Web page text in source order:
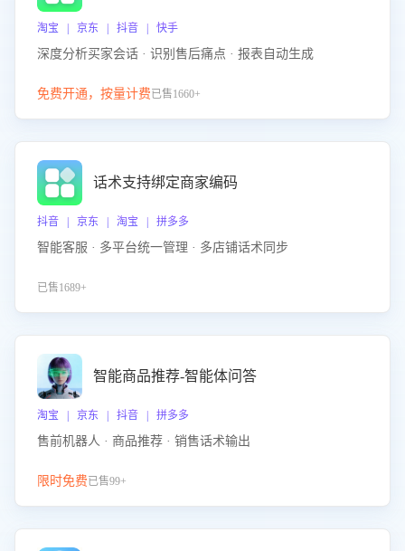
淘宝 | 京东 | 抖音 | 快手
深度分析买家会话 · 识别售后痛点 · 报表自动生成
免费开通，按量计费已售1660+
话术支持绑定商家编码
抖音 | 京东 | 淘宝 | 拼多多
智能客服 · 多平台统一管理 · 多店铺话术同步
已售1689+
智能商品推荐-智能体问答
淘宝 | 京东 | 抖音 | 拼多多
售前机器人 · 商品推荐 · 销售话术输出
限时免费已售99+